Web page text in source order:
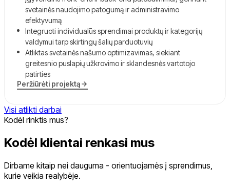
svetainės naudojimo patogumą ir administravimo
efektyvumą
Integruoti individualūs sprendimai produktų ir kategorijų
valdymui tarp skirtingų šalių parduotuvių
Atliktas svetainės našumo optimizavimas, siekiant
greitesnio puslapių užkrovimo ir sklandesnės vartotojo
patirties
Peržiūrėti projektą
Visi atlikti darbai
Kodėl rinktis mus?
Kodėl klientai renkasi mus
Dirbame kitaip nei dauguma - orientuojamės į sprendimus,
kurie veikia realybėje.